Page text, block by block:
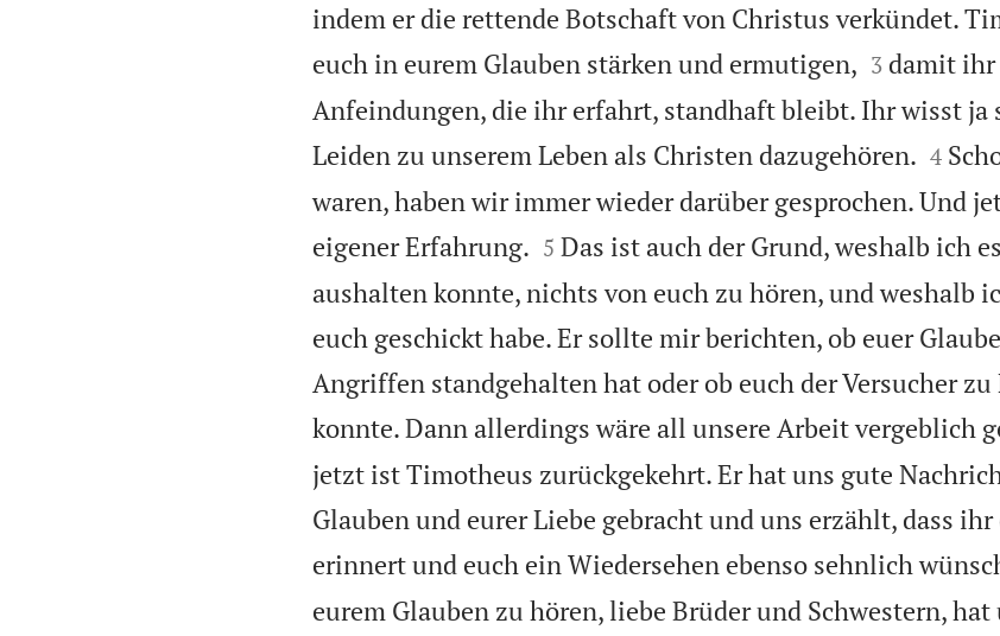
indem er die rettende Botschaft von Christus verkündet.
euch in eurem Glauben stärken und ermutigen,
3 damit
Anfeindungen, die ihr erfahrt, standhaft bleibt. Ihr wisst ja
Leiden zu unserem Leben als Christen dazugehören.
4
waren, haben wir immer wieder darüber gesprochen. Und
eigener Erfahrung.
5 Das ist auch der Grund, weshalb ich
aushalten konnte, nichts von euch zu hören, und weshalb
euch geschickt habe. Er sollte mir berichten, ob euer
Angriffen standgehalten hat oder ob euch der Versucher
konnte. Dann allerdings wäre all unsere Arbeit vergeblich
jetzt ist Timotheus zurückgekehrt. Er hat uns gute
Glauben und eurer Liebe gebracht und uns erzählt, dass
erinnert und euch ein Wiedersehen ebenso sehnlich
eurem Glauben zu hören, liebe Brüder und Schwestern,